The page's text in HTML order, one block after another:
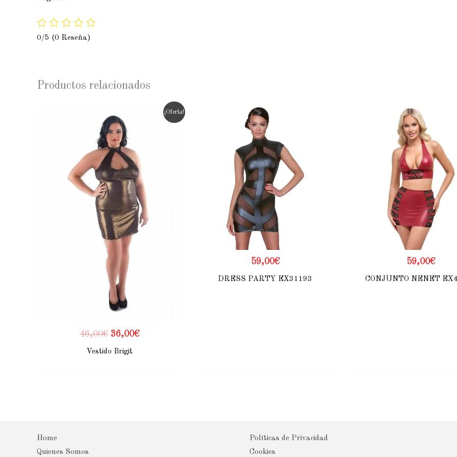
0/5 (0 Reseña)
Productos relacionados
¡Oferta!
46,00€
precio
original
era:
46,00€.
36,00€
36,00€.
Vestido Brigit
59,00€
DRESS PARTY EX31193
59,00€
CONJUNTO NENET
Home
Quienes Somos
Políticas de Privacidad
Cookies